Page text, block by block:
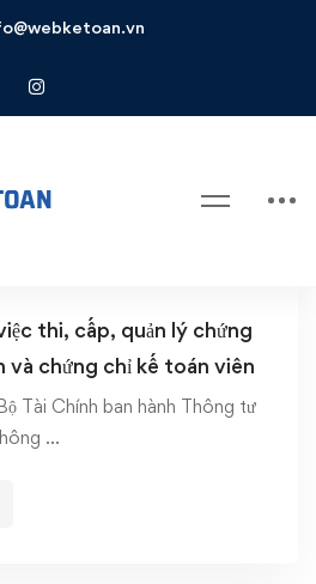
cấp
thi, cấp, quản lý chứng
và chứng chỉ kế toán viên
Tài Chính ban hành Thông tư
…